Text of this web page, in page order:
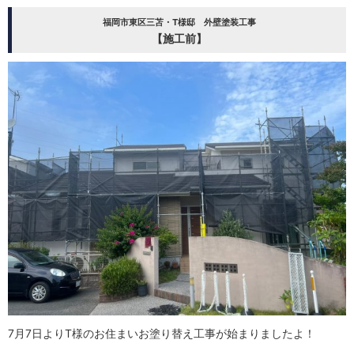
福岡市東区三苫・T様邸 外壁塗装工事
【施工前】
7月7日よりT様のお住まいお塗り替え工事が始まりましたよ！